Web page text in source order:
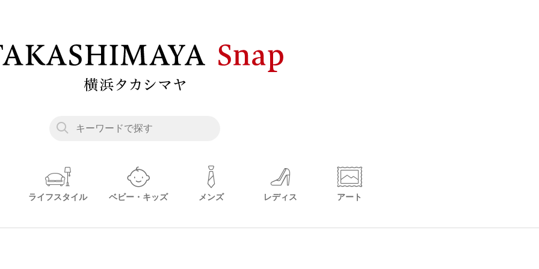
ライフスタイル ベビー・キッズ メンズ レディス アート